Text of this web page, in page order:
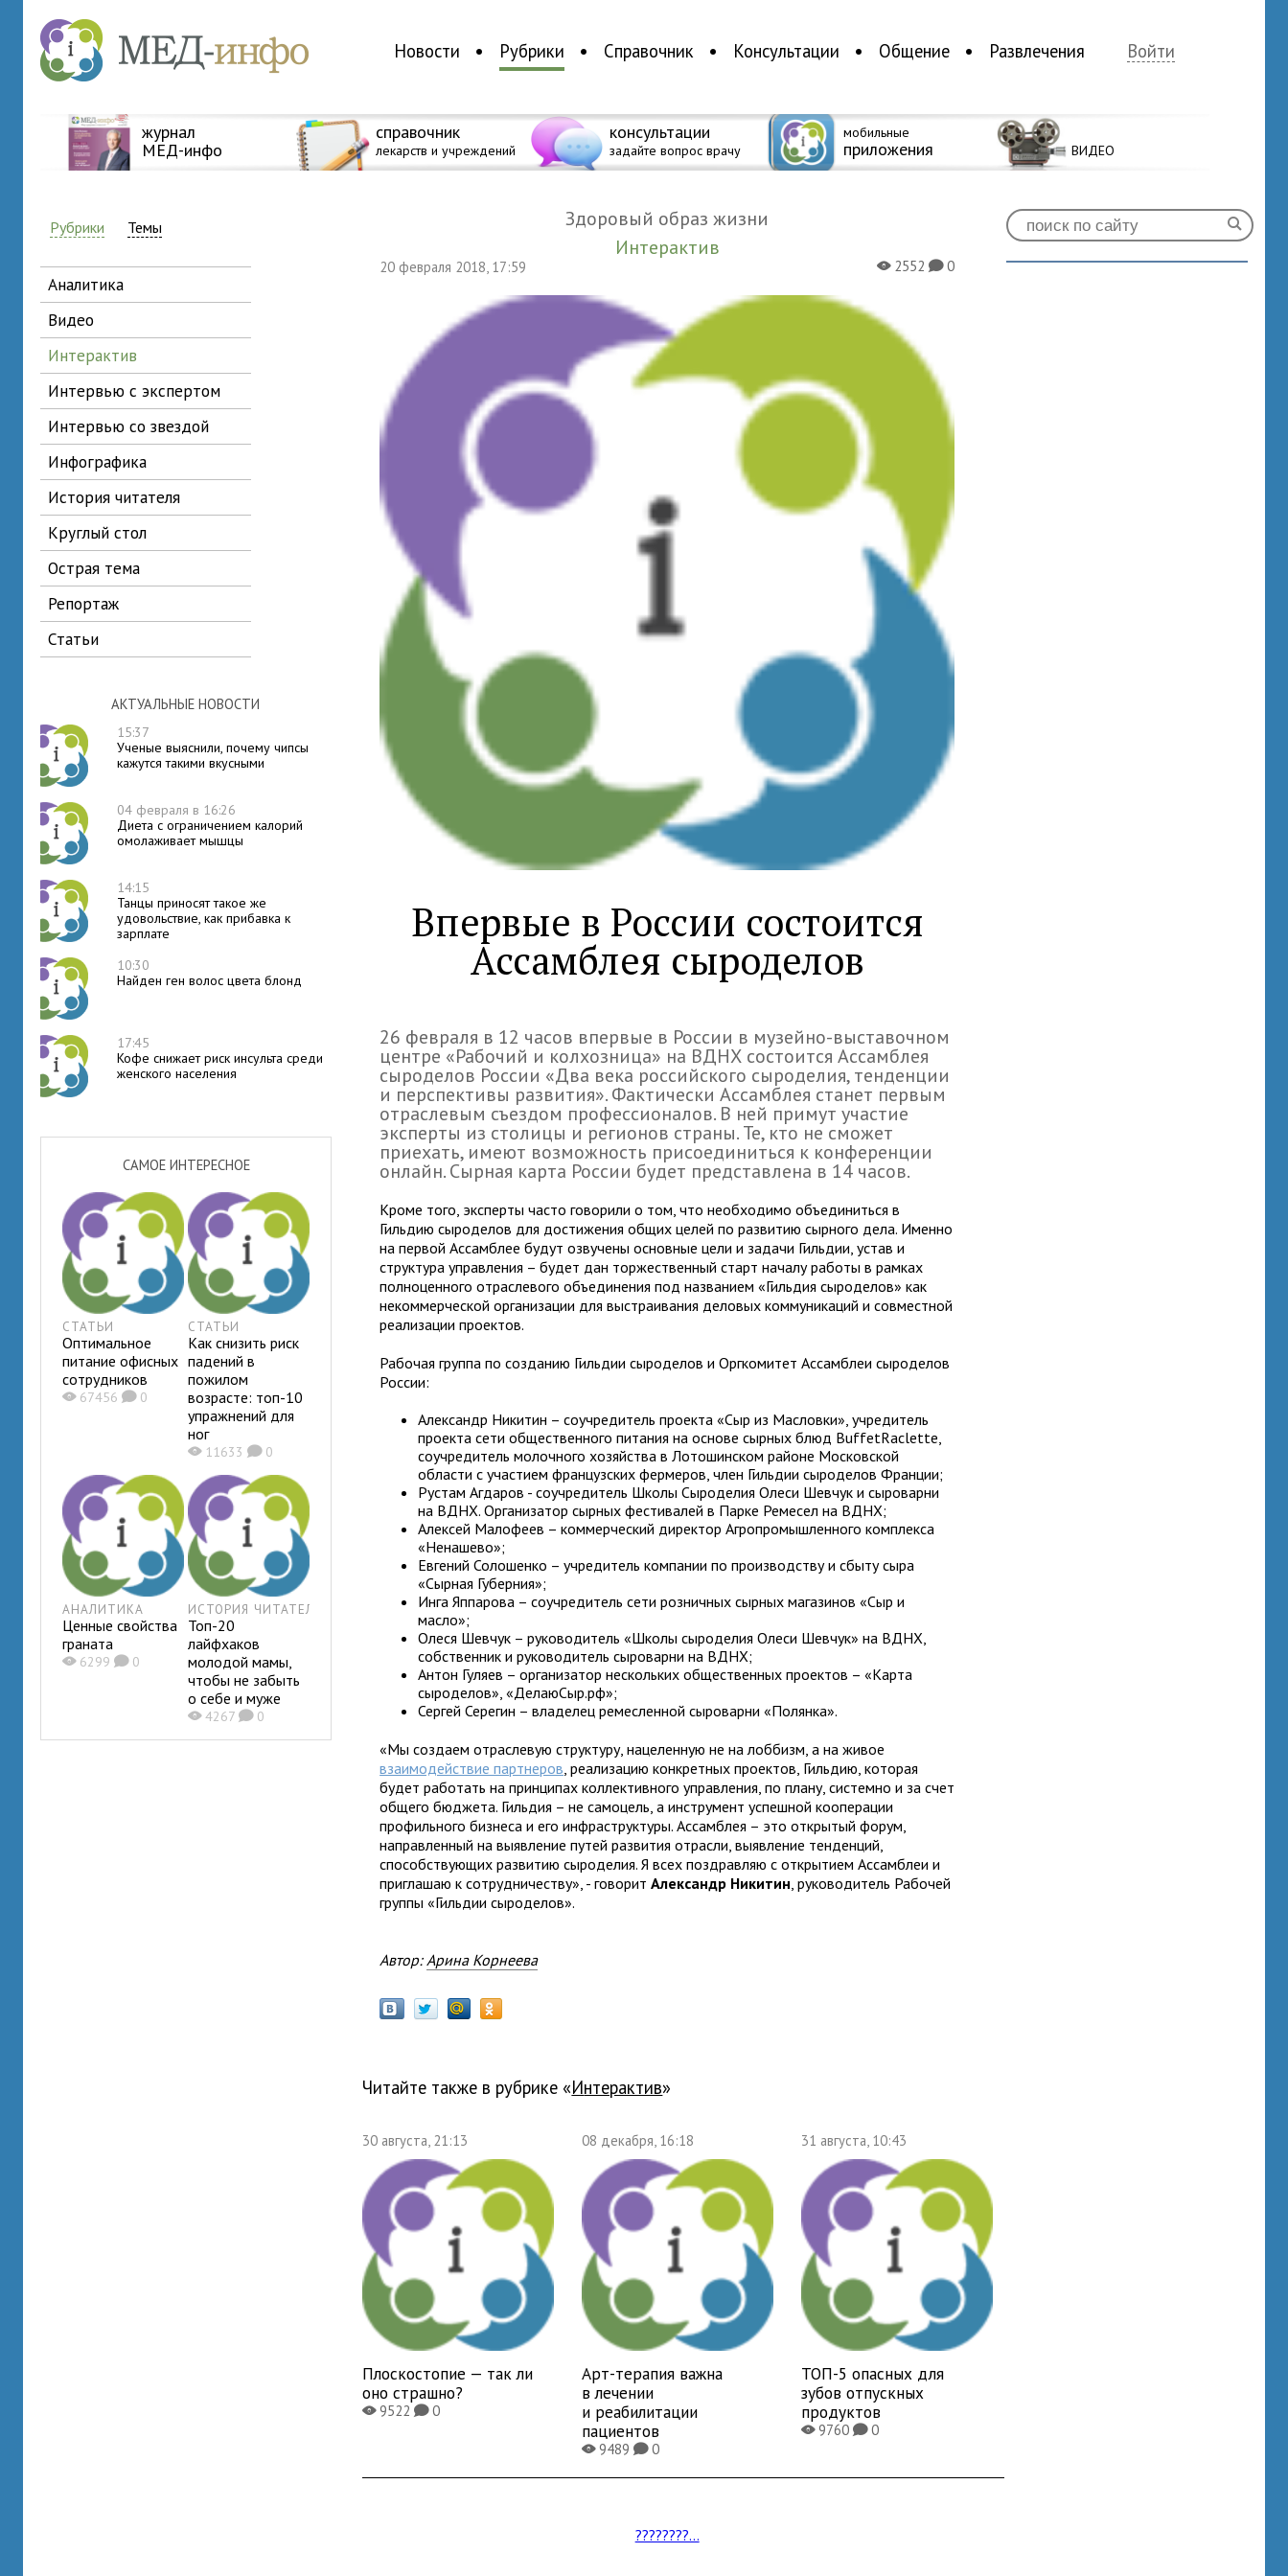
Новости Рубрики Справочник Консультации Общение Развлечения Войти
журнал
МЕД-инфо
справочник
лекарств и учреждений
консультации
задайте вопрос врачу
мобильные
приложения ВИДЕО
Рубрики Темы
аналитика
видео
интерактив
интервью с экспертом
интервью со звездой
инфографика
история читателя
круглый стол
острая тема
репортаж
статьи
АКТУАЛЬНЫЕ НОВОСТИ
15:37
Ученые выяснили, почему чипсы
кажутся такими вкусными
04 февраля в 16:26
Диета с ограничением калорий
омолаживает мышцы
14:15
Танцы приносят такое же
удовольствие, как прибавка к
зарплате
10:30
Найден ген волос цвета блонд
17:45
Кофе снижает риск инсульта среди
женского населения
САМОЕ ИНТЕРЕСНОЕ
СТАТЬИ
Оптимальное
питание офисных
сотрудников
X67456K0
СТАТЬИ
Как снизить риск
падений в
пожилом
возрасте: топ-10
упражнений для
ног
X11633K0
АНАЛИТИКА
Ценные свойства
граната
X6299K0
ИСТОРИЯ ЧИТАТЕЛЯ
Топ-20
лайфхаков
молодой мамы,
чтобы не забыть
о себе и муже
X4267K0
Здоровый образ жизни
Интерактив
20 февраля 2018, 17:59 X2552K0
Впервые в России состоится
Ассамблея сыроделов
26 февраля в 12 часов впервые в России в музейно-выставочном
центре «Рабочий и колхозница» на ВДНХ состоится Ассамблея
сыроделов России «Два века российского сыроделия, тенденции
и перспективы развития». Фактически Ассамблея станет первым
отраслевым съездом профессионалов. В ней примут участие
эксперты из столицы и регионов страны. Те, кто не сможет
приехать, имеют возможность присоединиться к конференции
онлайн. Сырная карта России будет представлена в 14 часов.
Кроме того, эксперты часто говорили о том, что необходимо объединиться в
Гильдию сыроделов для достижения общих целей по развитию сырного дела. Именно
на первой Ассамблее будут озвучены основные цели и задачи Гильдии, устав и
структура управления – будет дан торжественный старт началу работы в рамках
полноценного отраслевого объединения под названием «Гильдия сыроделов» как
некоммерческой организации для выстраивания деловых коммуникаций и совместной
реализации проектов.
Рабочая группа по созданию Гильдии сыроделов и Оргкомитет Ассамблеи сыроделов
России:
Александр Никитин – соучредитель проекта «Сыр из Масловки», учредитель
проекта сети общественного питания на основе сырных блюд BuffetRaclettе,
соучредитель молочного хозяйства в Лотошинском районе Московской
области с участием французских фермеров, член Гильдии сыроделов Франции;
Рустам Агдаров - соучредитель Школы Сыроделия Олеси Шевчук и сыроварни
на ВДНХ. Организатор сырных фестивалей в Парке Ремесел на ВДНХ;
Алексей Малофеев – коммерческий директор Агропромышленного комплекса
«Ненашево»;
Евгений Солошенко – учредитель компании по производству и сбыту сыра
«Сырная Губерния»;
Инга Яппарова – соучредитель сети розничных сырных магазинов «Сыр и
масло»;
Олеся Шевчук – руководитель «Школы сыроделия Олеси Шевчук» на ВДНХ,
собственник и руководитель сыроварни на ВДНХ;
Антон Гуляев – организатор нескольких общественных проектов – «Карта
сыроделов», «ДелаюСыр.рф»;
Сергей Серегин – владелец ремесленной сыроварни «Полянка».
«Мы создаем отраслевую структуру, нацеленную не на лоббизм, а на живое
взаимодействие партнеров, реализацию конкретных проектов, Гильдию, которая
будет работать на принципах коллективного управления, по плану, системно и за счет
общего бюджета. Гильдия – не самоцель, а инструмент успешной кооперации
профильного бизнеса и его инфраструктуры. Ассамблея – это открытый форум,
направленный на выявление путей развития отрасли, выявление тенденций,
способствующих развитию сыроделия. Я всех поздравляю с открытием Ассамблеи и
приглашаю к сотрудничеству», - говоритАлександр Никитин, руководитель Рабочей
группы «Гильдии сыроделов».
Автор:Арина Корнеева
Читайте также в рубрике « Интерактив»
30 августа, 21:13
Плоскостопие — так ли
оно страшно?
X9522K0
08 декабря, 16:18
Арт-терапия важна
в лечении
и реабилитации
пациентов
X9489K0
31 августа, 10:43
ТОП-5 опасных для
зубов отпускных
продуктов
X9760K0
????????...